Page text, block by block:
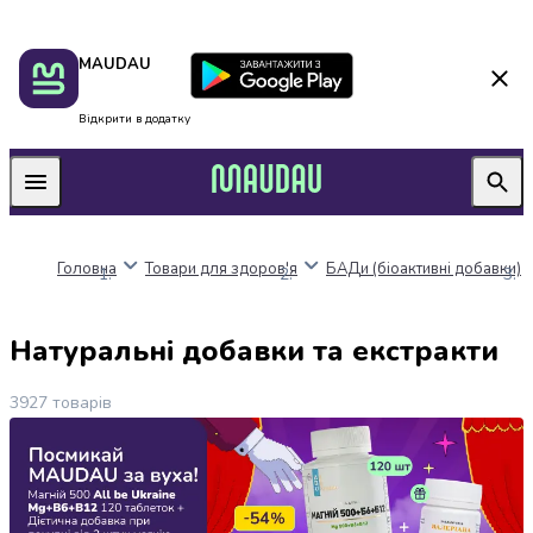
школяра
Оплата
нацкешбек
Алкоголь
вина
Міцний
Бренді
коньяк
Горілка
Дніпро
Одеса
Львів
Харків
MAUDAU
Відкрити в додатку
Головна Товари для здоров'я БАДи (біоактивні добавки)
Натуральні добавки та екстракти
3927 товарів